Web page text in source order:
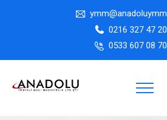
0216 327 47 20
0533 607 08 70